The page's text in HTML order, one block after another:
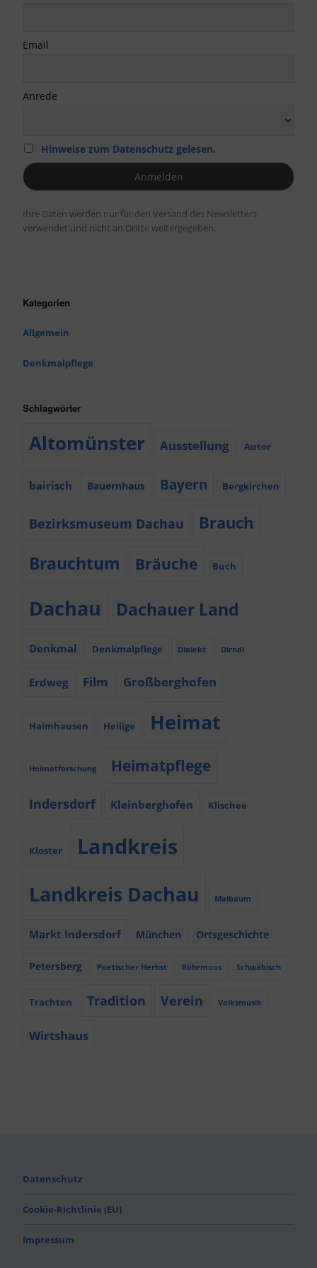
Email
Anrede
Hinweise zum Datenschutz gelesen.
Ihre Daten werden nur für den Versand des Newsletters
verwendet und nicht an Dritte weitergegeben.
Kategorien
Allgemein
Denkmalpflege
Schlagwörter
Altomünster Ausstellung Autor
bairisch Bauernhaus Bayern Bergkirchen
Bezirksmuseum Dachau Brauch
Brauchtum Bräuche Buch
Dachau Dachauer Land
Denkmal Denkmalpflege Dialekt Dirndl
Erdweg Film Großberghofen
Haimhausen Heilige Heimat
Heimatforschung Heimatpflege
Indersdorf Kleinberghofen Klischee
Kloster Landkreis
Landkreis Dachau Maibaum
Markt Indersdorf München Ortsgeschichte
Petersberg Poetischer Herbst Röhrmoos Schwäbisch
Trachten Tradition Verein Volksmusik
Wirtshaus
Datenschutz
Cookie-Richtlinie (EU)
Impressum